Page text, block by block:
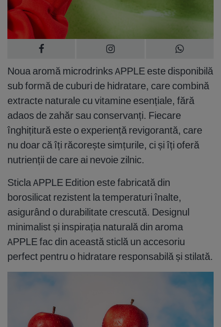
Noua aromă microdrinks APPLE este disponibilă
sub formă de cuburi de hidratare, care combină
extracte naturale cu vitamine esențiale, fără
adaos de zahăr sau conservanți. Fiecare
înghițitură este o experiență revigorantă, care
nu doar că îți răcorește simțurile, ci și îți oferă
nutrienții de care ai nevoie zilnic.
Sticla APPLE Edition este fabricată din
borosilicat rezistent la temperaturi înalte,
asigurând o durabilitate crescută. Designul
minimalist și inspirația naturală din aroma
APPLE fac din această sticlă un accesoriu
perfect pentru o hidratare responsabilă și stilată.